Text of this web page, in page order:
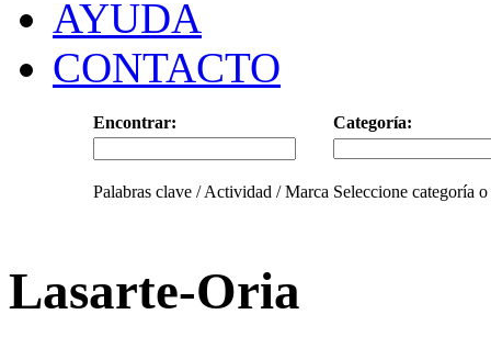
AYUDA
CONTACTO
Encontrar: Categoría:
Palabras clave / Actividad / Marca Seleccione categoría
Lasarte-Oria